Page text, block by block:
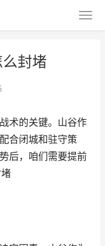
封堵
术的关键。山谷作
合闭城和驻守策
后，咱们需要提前